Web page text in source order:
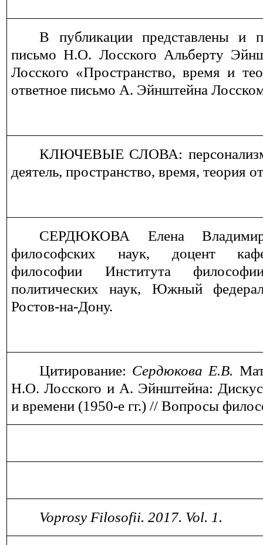
В публикации представлены и
письмо Н.О. Лосского Альберту
Лосского «Пространство, время и
ответное письмо А. Эйнштейна
КЛЮЧЕВЫЕ СЛОВА: персонализм,
деятель, пространство, время, теория
СЕРДЮКОВА Елена
философских наук, доцент
философии Института
политических наук, Южный
Ростов-на-Дону.
Цитирование: Сердюкова Е.В.
Н.О. Лосского и А. Эйнштейна:
и времени (1950-е гг.)// Вопросы
Voprosy Filosofii. 2017. Vol. 1.